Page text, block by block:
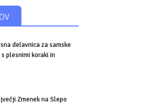
delavnica za samske
plesnimi koraki in
Zmenek na Slepo